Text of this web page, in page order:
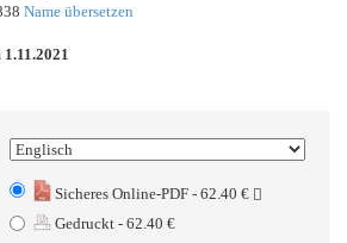
Name übersetzen
1.11.2021
Sicheres Online-PDF - 62.40 €
Gedruckt - 62.40 €